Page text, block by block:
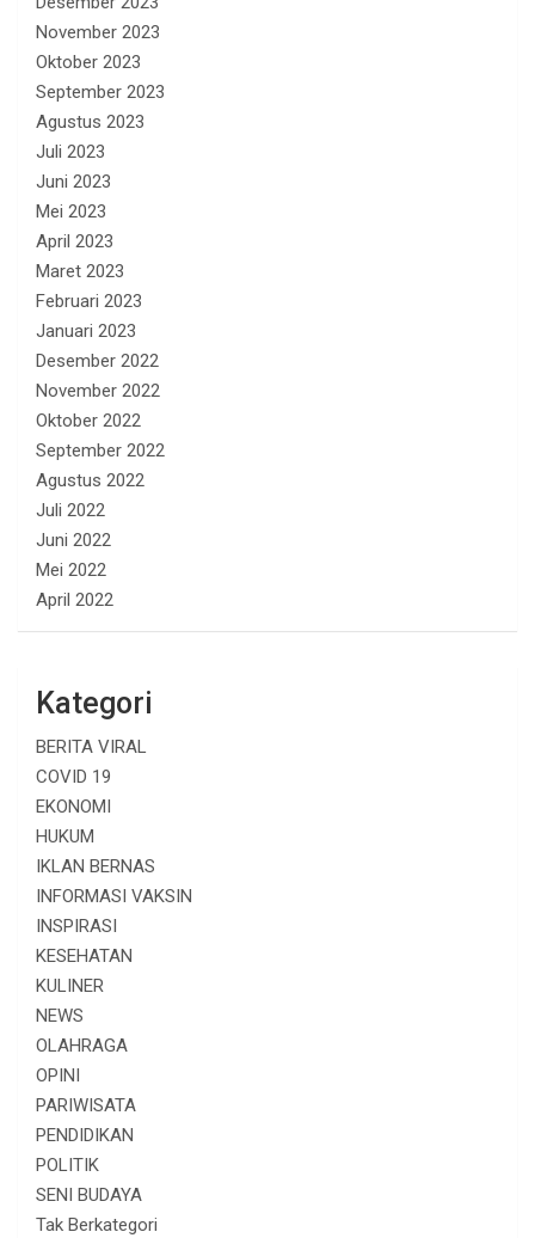
November 2023
Oktober 2023
September 2023
Agustus 2023
Juli 2023
Juni 2023
Mei 2023
April 2023
Maret 2023
Februari 2023
Januari 2023
Desember 2022
November 2022
Oktober 2022
September 2022
Agustus 2022
Juli 2022
Juni 2022
Mei 2022
April 2022
Kategori
BERITA VIRAL
COVID 19
EKONOMI
HUKUM
IKLAN BERNAS
INFORMASI VAKSIN
INSPIRASI
KESEHATAN
KULINER
NEWS
OLAHRAGA
OPINI
PARIWISATA
PENDIDIKAN
POLITIK
SENI BUDAYA
Tak Berkategori